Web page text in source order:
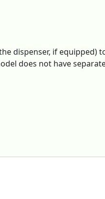
dispenser, if equipped)
does not have